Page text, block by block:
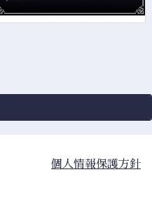
個人情報保護方針